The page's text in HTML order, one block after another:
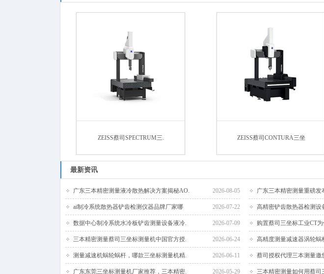
ZEISS蔡司SPECTRUM三. ZEISS蔡司CONTURA三坐
最新资讯
2026-08-05
广东三本精密测量液冷散热解决方案揭秘AO. 广东三本精密测量重磅发
2026-07-22
ai制冷系统散热器铲齿检测仪器品牌厂家哪 高精密铲齿散热器检测设
2026-07-09
数据中心制冷系统水冷板铲齿测量设备液冷. 购置蔡司三坐标工业CT
2026-06-24
三本精密测量蔡司三坐标测量机中国官方授. 高精度测量减速器涡轮蜗
2026-06-11
测量减速机蜗轮蜗杆，哪款三坐标测量机精. 蔡司授权代理三本测量邀
2026-05-29
广东东莞三坐标测量机厂家推荐，三本精密. 三本精密测量如何用蔡司